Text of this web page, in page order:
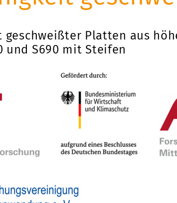
geschweißter Platten aus
und S690 mit Steifen